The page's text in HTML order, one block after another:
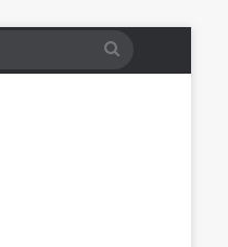
Pretraži